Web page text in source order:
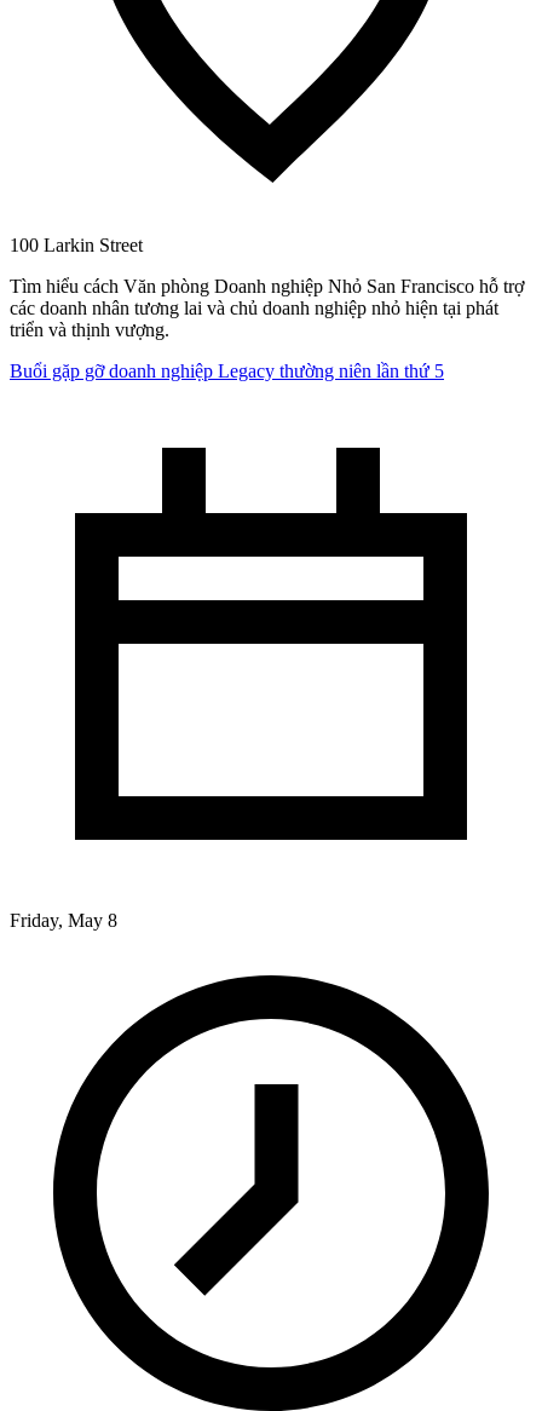
100 Larkin Street
Tìm hiểu cách Văn phòng Doanh nghiệp Nhỏ San Francisco hỗ trợ
các doanh nhân tương lai và chủ doanh nghiệp nhỏ hiện tại phát
triển và thịnh vượng.
Buổi gặp gỡ doanh nghiệp Legacy thường niên lần thứ 5
Friday, May 8